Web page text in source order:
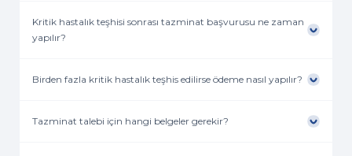
Kritik hastalık teşhisi sonrası tazminat başvurusu ne zaman
yapılır?
Birden fazla kritik hastalık teşhis edilirse ödeme nasıl yapılır?
Tazminat talebi için hangi belgeler gerekir?